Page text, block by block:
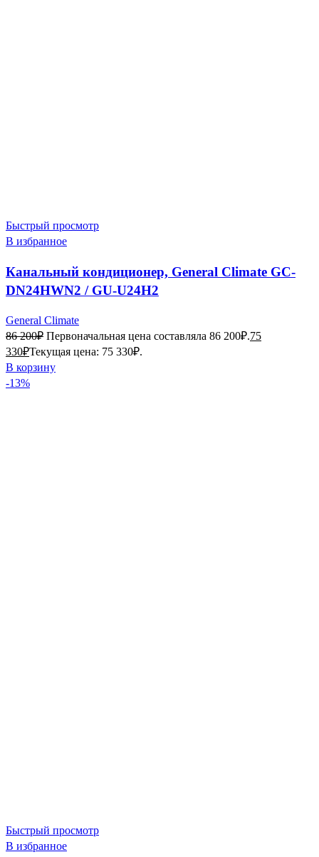
Быстрый просмотр
В избранное
Канальный кондиционер, General Climate GC-
DN24HWN2 / GU-U24H2
General Climate
86 200₽ Первоначальная цена составляла 86 200₽.75
330₽Текущая цена: 75 330₽.
В корзину
-13%
Быстрый просмотр
В избранное